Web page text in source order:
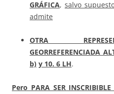
GRÁFICA,salvo
admite
OTRA
GEORREFERENCIADA
b) y 10. 6 LH.
Pero PARA SER INSCRIBIBLE